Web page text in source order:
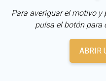
Para averiguar el motivo y
pulsa el botón para
ABRIR